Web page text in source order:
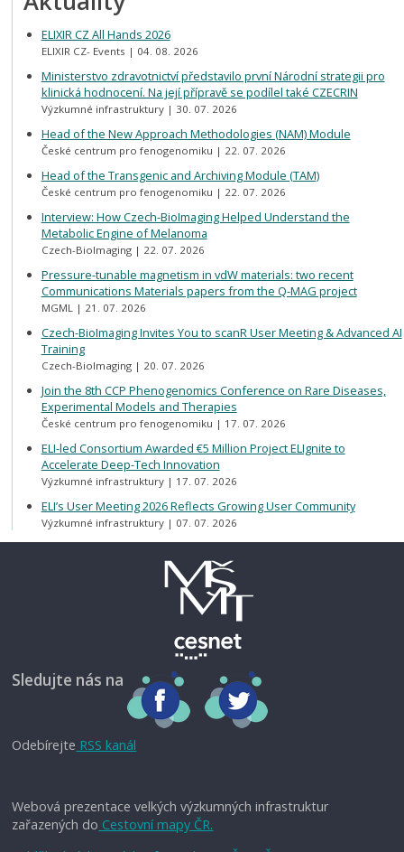
ELIXIR CZ All Hands 2026
ELIXIR CZ- Events 04. 08. 2026
Ministerstvo zdravotnictví představilo první Národní strategii pro
klinická hodnocení. Na její přípravě se podílel také CZECRIN
Výzkumné infrastruktury 30. 07. 2026
Head of the New Approach Methodologies (NAM) Module
České centrum pro fenogenomiku 22. 07. 2026
Head of the Transgenic and Archiving Module (TAM)
České centrum pro fenogenomiku 22. 07. 2026
Interview: How Czech-BioImaging Helped Understand the
Metabolic Engine of Melanoma
Czech-BioImaging 22. 07. 2026
Pressure-tunable magnetism in vdW materials: two recent
Communications Materials papers from the Q-MAG project
MGML 21. 07. 2026
Czech-BioImaging Invites You to scanR User Meeting & Advanced AI
Training
Czech-BioImaging 20. 07. 2026
Join the 8th CCP Phenogenomics Conference on Rare Diseases,
Experimental Models and Therapies
České centrum pro fenogenomiku 17. 07. 2026
ELI-led Consortium Awarded €5 Million Project ELIgnite to
Accelerate Deep-Tech Innovation
Výzkumné infrastruktury 17. 07. 2026
ELI’s User Meeting 2026 Reflects Growing User Community
Výzkumné infrastruktury 07. 07. 2026
Sledujte nás na
Odebírejte RSS kanál
Webová prezentace velkých výzkumných infrastruktur
zařazených do Cestovní mapy ČR.